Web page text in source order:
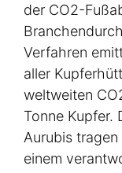
der CO2-
Verfahren
aller
weltweiten
Tonne Kupfer.
Aurubis
einem